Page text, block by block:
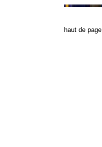
haut de page